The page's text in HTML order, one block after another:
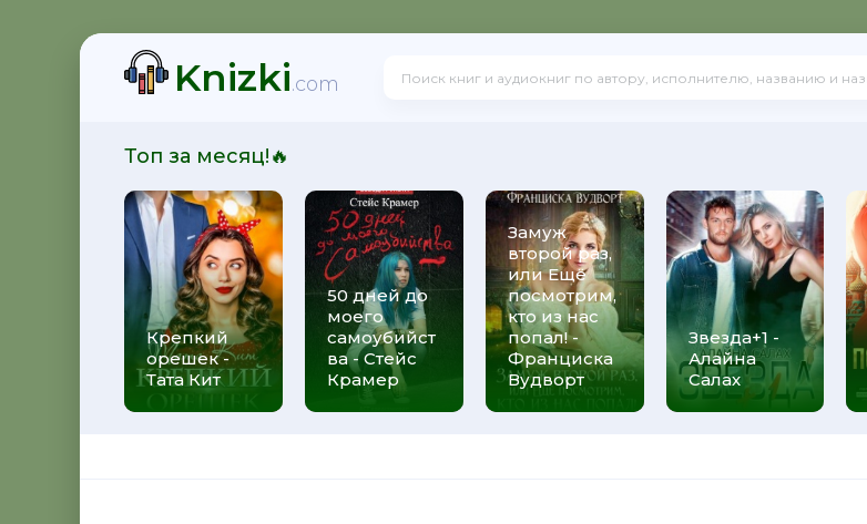
Knizki.com
Топ за месяц!🔥
Крепкий
орешек -
Тата Кит
50 дней до
моего
самоубийст
ва - Стейс
Крамер
Замуж
второй раз,
или Ещё
посмотрим,
кто из нас
попал! -
Франциска
Вудворт
Звезда+1 -
Алайна
Салах
- Ольга Громыко
Петерсен